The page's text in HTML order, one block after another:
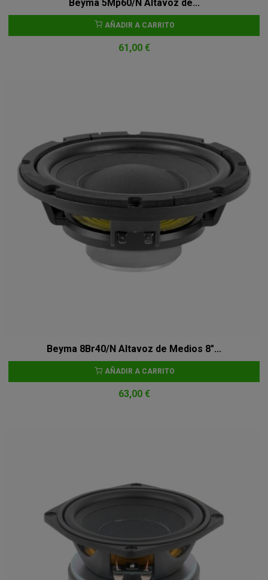
Beyma 5Mp60/N Altavoz de...
AÑADIR A CARRITO
61,00 €
Beyma 8Br40/N Altavoz de Medios 8"...
AÑADIR A CARRITO
63,00 €